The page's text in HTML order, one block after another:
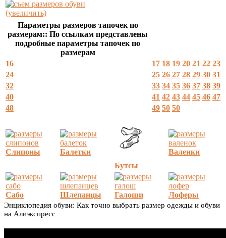
(увеличить)
Параметры размеров тапочек по
размерам:: По ссылкам представлены
подробные параметры тапочек по
размерам
16
17 18 19 20 21 22 23
24
25 26 27 28 29 30 31
32
33 34 35 36 37 38 39
40
41 42 43 44 45 46 47
48
49 50 50
Слипоны
Балетки
Бутсы
Валенки
Сабо Шлепанцы Галоши Лоферы
Энциклопедия обуви: Как точно выбрать размер одежды и обуви
на Алиэкспресс